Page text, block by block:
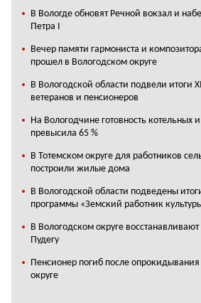
В Вологде обновят Речной вокзал и
Петра I
Вечер памяти гармониста и
прошел в Вологодском округе
В Вологодской области подвели итоги
ветеранов и пенсионеров
На Вологодчине готовность котельных
превысила 65 %
В Тотемском округе для работников
построили жилые дома
В Вологодской области подведены
программы «Земский работник
В Вологодском округе восстанавливают
Пудегу
Пенсионер погиб после
округе